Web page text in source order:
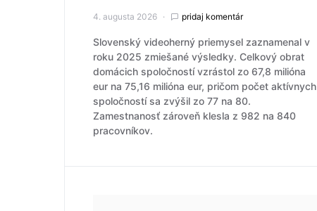
4. augusta 2026 pridaj komentár
Slovenský videoherný priemysel zaznamenal v
roku 2025 zmiešané výsledky. Celkový obrat
domácich spoločností vzrástol zo 67,8 milióna
eur na 75,16 milióna eur, pričom počet aktívnych
spoločností sa zvýšil zo 77 na 80.
Zamestnanosť zároveň klesla z 982 na 840
pracovníkov.